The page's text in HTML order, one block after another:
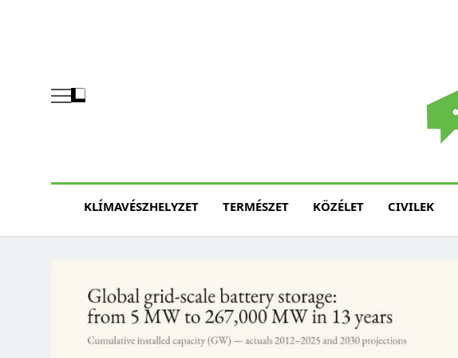
KLÍMAVÉSZHELYZET TERMÉSZET KÖZÉLET CIVILEK